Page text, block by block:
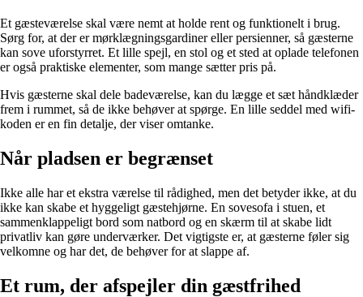
Et gæsteværelse skal være nemt at holde rent og funktionelt i brug.
Sørg for, at der er mørklægningsgardiner eller persienner, så gæsterne
kan sove uforstyrret. Et lille spejl, en stol og et sted at oplade telefonen
er også praktiske elementer, som mange sætter pris på.
Hvis gæsterne skal dele badeværelse, kan du lægge et sæt håndklæder
frem i rummet, så de ikke behøver at spørge. En lille seddel med wifi-
koden er en fin detalje, der viser omtanke.
Når pladsen er begrænset
Ikke alle har et ekstra værelse til rådighed, men det betyder ikke, at du
ikke kan skabe et hyggeligt gæstehjørne. En sovesofa i stuen, et
sammenklappeligt bord som natbord og en skærm til at skabe lidt
privatliv kan gøre underværker. Det vigtigste er, at gæsterne føler sig
velkomne og har det, de behøver for at slappe af.
Et rum, der afspejler din gæstfrihed